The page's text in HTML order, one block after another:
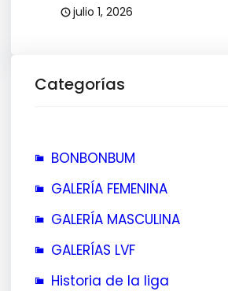
julio 1, 2026
Categorías
BONBONBUM
GALERÍA FEMENINA
GALERÍA MASCULINA
GALERÍAS LVF
Historia de la liga